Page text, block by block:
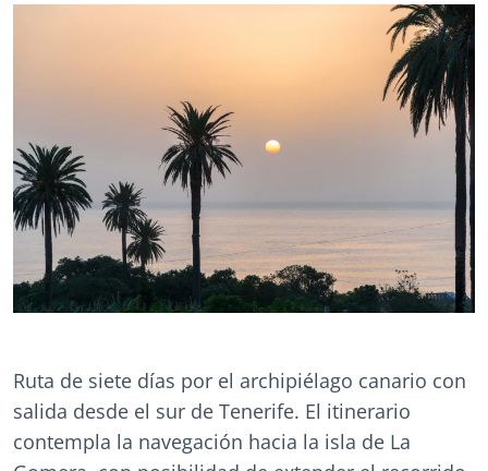
Ruta de siete días por el archipiélago canario con
salida desde el sur de Tenerife. El itinerario
contempla la navegación hacia la isla de La